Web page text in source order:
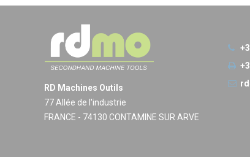
RD Machines Outils
77 Allée de l'industrie
FRANCE - 74130 CONTAMINE SUR ARVE